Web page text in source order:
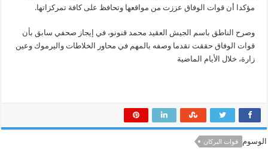
مؤكدا أن قوات الوفاق عززت من مواقعها وتحافظ على كافة تمركزاتها.
وصرح الناطق باسم الجيش العقيد محمد قنونو، في إيجاز صحفي سابق بأن
قوات الوفاق حققت تقدما وصفه بالمهم في محاور الخلاطات واليرموك وعين
زارة، خلال الأيام الماضية
الوسوم قوات البركان